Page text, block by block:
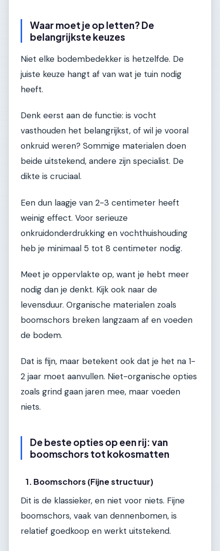
Waar moet je op letten? De
belangrijkste keuzes
Niet elke bodembedekker is hetzelfde. De
juiste keuze hangt af van wat je tuin nodig
heeft.
Denk eerst aan de functie: is vocht
vasthouden het belangrijkst, of wil je vooral
onkruid weren? Sommige materialen doen
beide uitstekend, andere zijn specialist. De
dikte is cruciaal.
Een dun laagje van 2-3 centimeter heeft
weinig effect. Voor serieuze
onkruidonderdrukking en vochthuishouding
heb je minimaal 5 tot 8 centimeter nodig.
Meet je oppervlakte op, want je hebt meer
nodig dan je denkt. Kijk ook naar de
levensduur. Organische materialen zoals
boomschors breken langzaam af en voeden
de bodem.
Dat is fijn, maar betekent ook dat je het na 1-
2 jaar moet aanvullen. Niet-organische opties
zoals grind gaan jaren mee, maar voeden
niets.
De beste opties op een rij: van
boomschors tot kokosmatten
1. Boomschors (Fijne structuur)
Dit is de klassieker, en niet voor niets. Fijne
boomschors, vaak van dennenbomen, is
relatief goedkoop en werkt uitstekend.